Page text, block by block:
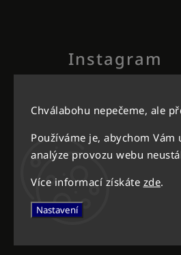
Chválabohu nepečeme, ale
Používáme je, abychom
analýze provozu webu
Více informací získáte zde.
Nastavení
Instagram